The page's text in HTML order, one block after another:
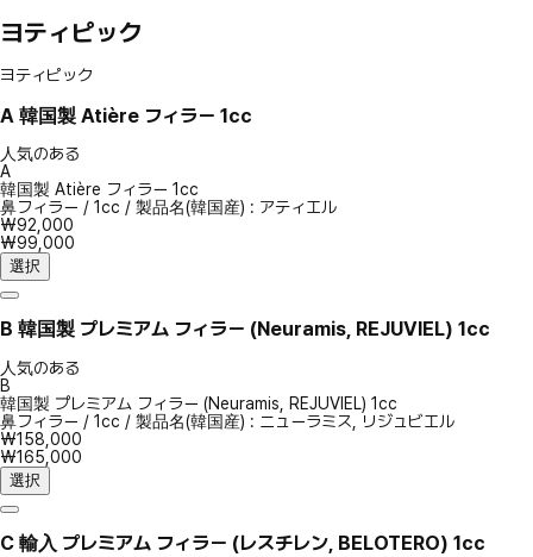
ヨティピック
ヨティピック
A 韓国製 Atière フィラー 1cc
人気のある
A
韓国製 Atière フィラー 1cc
鼻フィラー / 1cc / 製品名(韓国産) : アティエル
₩92,000
₩99,000
選択
B 韓国製 プレミアム フィラー (Neuramis, REJUVIEL) 1cc
人気のある
B
韓国製 プレミアム フィラー (Neuramis, REJUVIEL) 1cc
鼻フィラー / 1cc / 製品名(韓国産) : ニューラミス, リジュビエル
₩158,000
₩165,000
選択
C 輸入 プレミアム フィラー (レスチレン, BELOTERO) 1cc